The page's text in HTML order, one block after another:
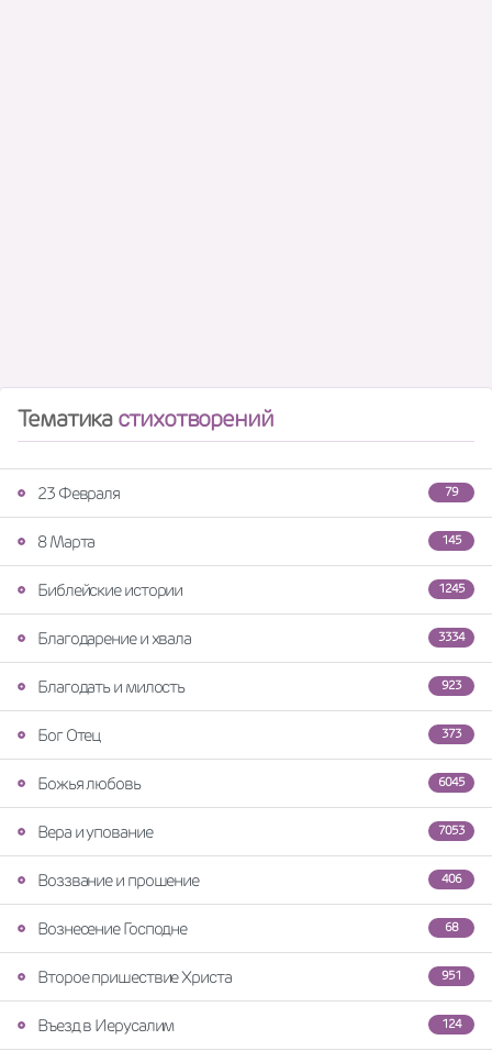
Тематикастихотворений
79
23 Февраля
145
8 Марта
1245
Библейские истории
3334
Благодарение и хвала
923
Благодать и милость
373
Бог Отец
6045
Божья любовь
7053
Вера и упование
406
Воззвание и прошение
68
Вознесение Господне
951
Второе пришествие Христа
124
Въезд в Иерусалим